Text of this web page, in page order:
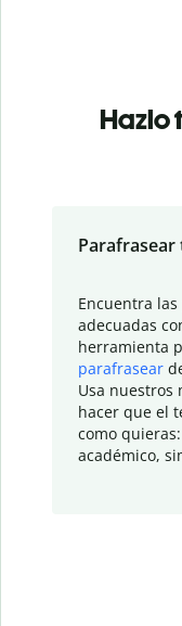
Hazlo
Parafrasear
Encuentra
adecuadas
herramienta
parafrasear
Usa nuestros
hacer que el
como
académico,